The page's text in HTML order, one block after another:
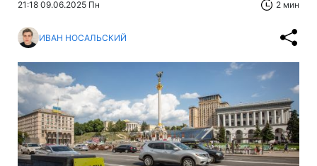
21:18 09.06.2025 Пн 2 мин
ИВАН НОСАЛЬСКИЙ